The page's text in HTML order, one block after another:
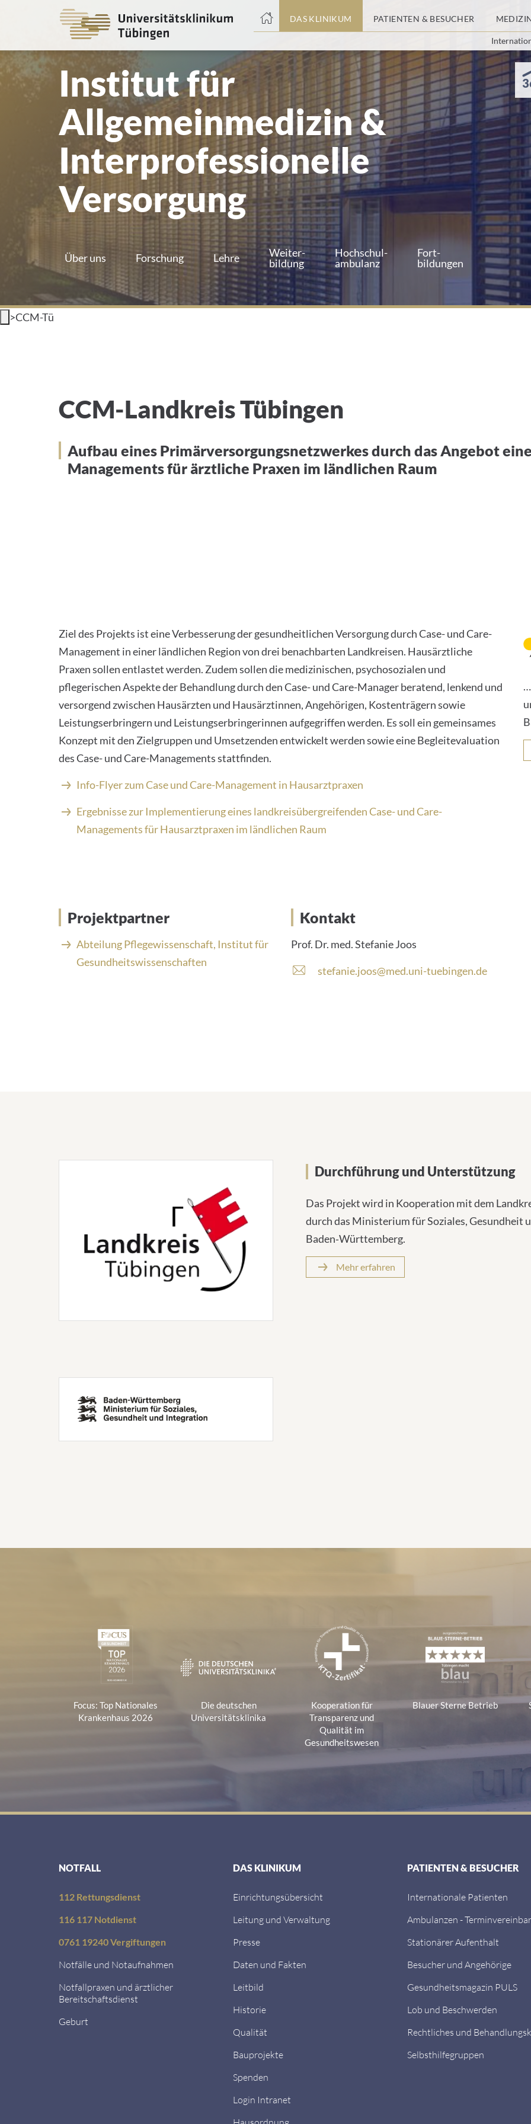
DAS KLINIKUM PATIENTEN & BESUCHER
Institut für
Allgemeinmedizin &
Interprofessionelle
Versorgung
Über uns Forschung Lehre
Weiter-
bildung
Hochschul-
ambulanz
Fort-
bildungen
>CCM-Tü
CCM-Landkreis Tübingen
CCM-Landkreis Tübingen
Aufbau eines Primärversorgungsnetzwerkes durch das Angebot
Managements für ärztliche Praxen im ländlichen Raum
Ziel des Projekts ist eine Verbesserung der gesundheitlichen Versorgung durch Case- und Care-
Management in einer ländlichen Region von drei benachbarten Landkreisen. Hausärztliche
Praxen sollen entlastet werden. Zudem sollen die medizinischen, psychosozialen und
pflegerischen Aspekte der Behandlung durch den Case- und Care-Manager beratend, lenkend und
versorgend zwischen Hausärzten und Hausärztinnen, Angehörigen, Kostenträgern sowie
Leistungserbringern und Leistungserbringerinnen aufgegriffen werden. Es soll ein gemeinsames
Konzept mit den Zielgruppen und Umsetzenden entwickelt werden sowie eine Begleitevaluation
des Case- und Care-Managements stattfinden.
Info-Flyer zum Case und Care-Management in Hausarztpraxen
Ergebnisse zur Implementierung eines landkreisübergreifenden Case- und Care-
Managements für Hausarztpraxen im ländlichen Raum
Projektpartner
Abteilung Pflegewissenschaft, Institut für
Gesundheitswissenschaften
Kontakt
Prof. Dr. med. Stefanie Joos
stefanie.joos@med.uni-tuebingen.de
Durchführung und Unterstützung
Das Projekt wird in Kooperation mit dem
durch das Ministerium für Soziales, Gesundheit
Baden‐Württemberg.
Mehr erfahren
Focus: Top Nationales
Krankenhaus 2026
Die deutschen
Universitätsklinika
Kooperation für
Transparenz und
Qualität im
Gesundheitswesen
Blauer Sterne Betrieb
NOTFALL
112 Rettungsdienst
116 117 Notdienst
0761 19240 Vergiftungen
Notfälle und Notaufnahmen
Notfallpraxen und ärztlicher
Bereitschaftsdienst
Geburt
DAS KLINIKUM
Einrichtungsübersicht
Leitung und Verwaltung
Presse
Daten und Fakten
Leitbild
Historie
Qualität
Bauprojekte
Spenden
Login Intranet
PATIENTEN & BESUCHER
Internationale Patienten
Ambulanzen -
Stationärer Aufenthalt
Besucher und Angehörige
Gesundheitsmagazin PULS
Lob und Beschwerden
Rechtliches und
Selbsthilfegruppen